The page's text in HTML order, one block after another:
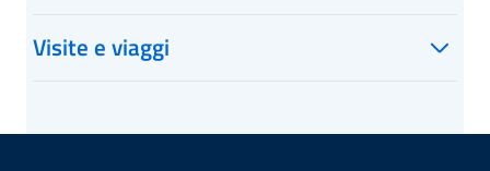
Visite e viaggi